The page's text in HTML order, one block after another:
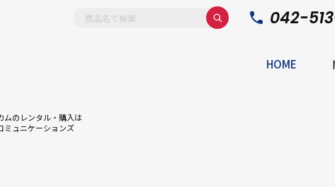
ムのレンタル・購入は
ミュニケーションズ
042-
HOME